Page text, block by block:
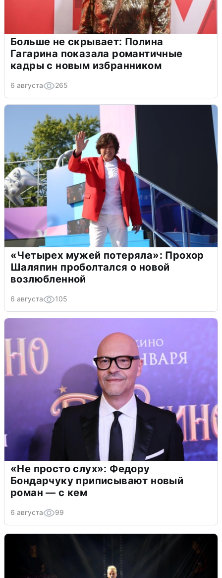
Больше не скрывает: Полина
Гагарина показала романтичные
кадры с новым избранником
6 августа 265
«Четырех мужей потеряла»: Прохор
Шаляпин проболтался о новой
возлюбленной
6 августа 105
«Не просто слух»: Федору
Бондарчуку приписывают новый
роман — с кем
6 августа 99